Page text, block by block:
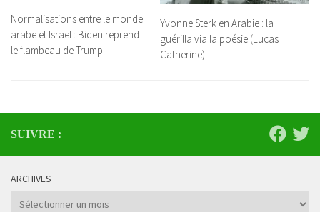
Normalisations entre le monde
arabe et Israël : Biden reprend
le flambeau de Trump
Yvonne Sterk en Arabie : la
guérilla via la poésie (Lucas
Catherine)
SUIVRE :
ARCHIVES
Archives